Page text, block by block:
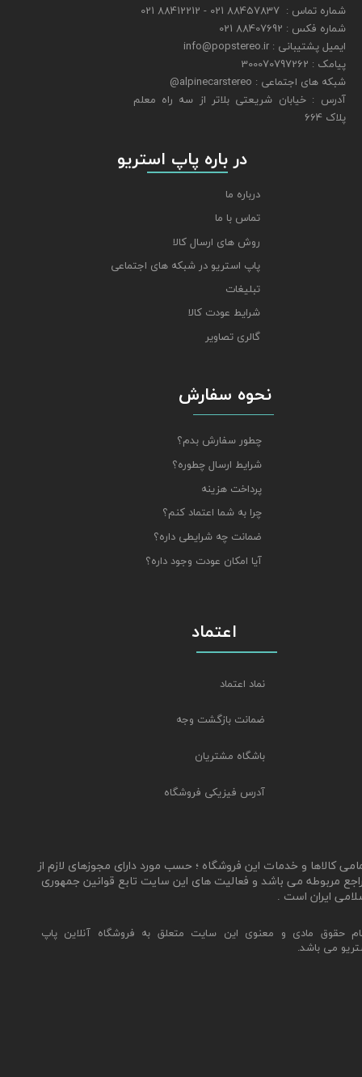
شماره تماس : 88457837 021 - 88412212 021
شماره فکس : 88407692 021
ایمیل پشتیبانی : info@popstereo.ir
پیامک : 300070797262
شبکه های اجتماعی : alpinecarstereo@
​​​​​​​آدرس : خیابان شریعتی بلاتر از سه راه معلم
پلاک 664
نحوه سفارش
چطور سفارش بدم؟
شرایط ارسال چطوره؟
پرداخت هزینه
چرا به شما اعتماد کنم؟
ضمانت چه شرایطی داره؟
آیا امکان عودت وجود داره؟
حقوق مادی و معنوی این سایت متعلق به فروشگاه آنلاین پاپ
می باشد.
اعتماد
نماد اعتماد
ضمانت بازگشت وجه
باشگاه مشتریان
آدرس فیزیکی فروشگاه
​​​​​​​ در باره پاپ استریو
درباره ما
تماس با ما
روش های ارسال کالا
پاپ استریو در شبکه های اجتماعی
تبلیغات
شرایط عودت کالا
گالری تصاویر
کالاها و خدمات این فروشگاه ؛ حسب مورد دارای مجوزهای لازم از
مربوطه می باشد و فعالیت های این سایت تابع قوانین جمهوری
ایران است .